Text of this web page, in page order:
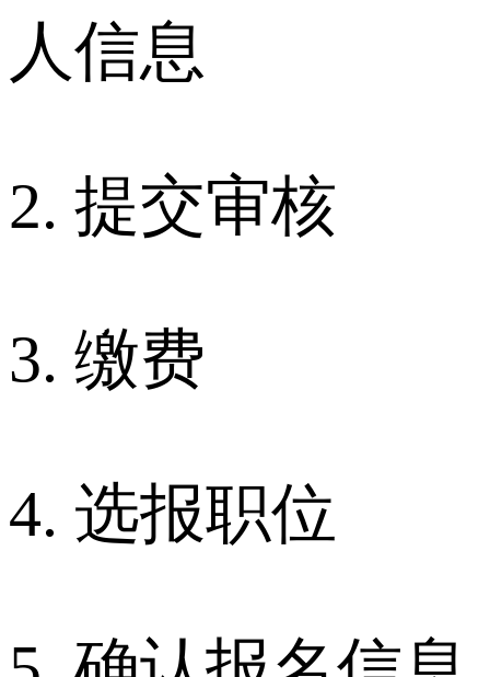
人信息
2. 提交审核
3. 缴费
4. 选报职位